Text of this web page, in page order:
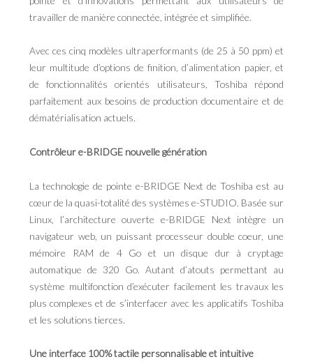
travailler de manière connectée, intégrée et simplifiée.
Avec ces cinq modèles ultraperformants (de 25 à 50 ppm) et
leur multitude d’options de finition, d’alimentation papier, et
de fonctionnalités orientés utilisateurs, Toshiba répond
parfaitement aux besoins de production documentaire et de
dématérialisation actuels.
Contrôleur e-BRIDGE nouvelle génération
La technologie de pointe e-BRIDGE Next de Toshiba est au
cœur de la quasi-totalité des systèmes e-STUDIO. Basée sur
Linux, l’architecture ouverte e-BRIDGE Next intègre un
navigateur web, un puissant processeur double coeur, une
mémoire RAM de 4 Go et un disque dur à cryptage
automatique de 320 Go. Autant d’atouts permettant au
système multifonction d’exécuter facilement les travaux les
plus complexes et de s’interfacer avec les applicatifs Toshiba
et les solutions tierces.
Une interface 100% tactile personnalisable et intuitive